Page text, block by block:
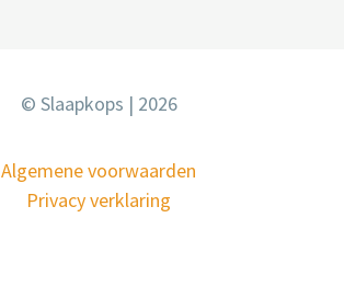
© Slaapkops | 2026
Algemene voorwaarden
Privacy verklaring